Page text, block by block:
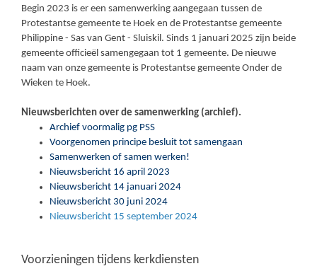
Begin 2023 is er een samenwerking aangegaan tussen de
Protestantse gemeente te Hoek en de Protestantse gemeente
Philippine - Sas van Gent - Sluiskil. Sinds 1 januari 2025 zijn beide
gemeente officieël samengegaan tot 1 gemeente. De nieuwe
naam van onze gemeente is Protestantse gemeente Onder de
Wieken te Hoek.
Nieuwsberichten over de samenwerking (archief).
Archief voormalig pg PSS
Voorgenomen principe besluit tot samengaan
Samenwerken of samen werken!
Nieuwsbericht 16 april 2023
Nieuwsbericht 14 januari 2024
Nieuwsbericht 30 juni 2024
Nieuwsbericht 15 september 2024
Voorzieningen tijdens kerkdiensten